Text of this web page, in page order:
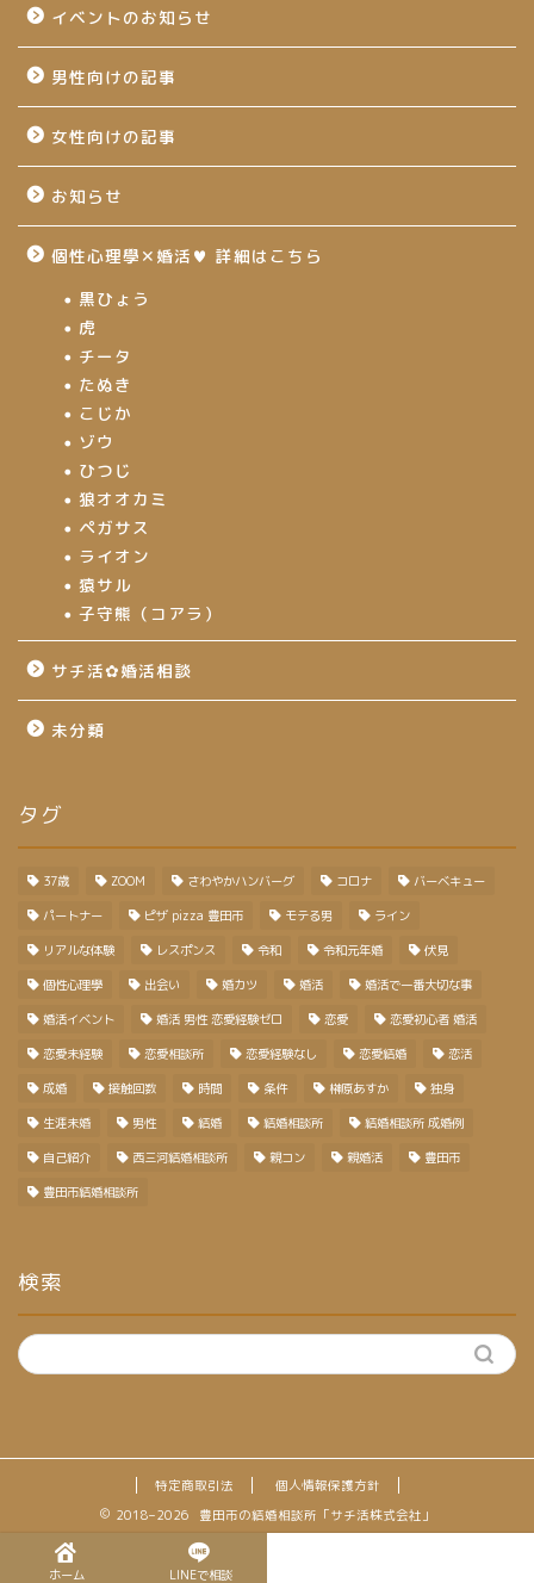
イベントのお知らせ
男性向けの記事
女性向けの記事
お知らせ
個性心理學✕婚活♥ 詳細はこちら
黒ひょう
虎
チータ
たぬき
こじか
ゾウ
ひつじ
狼オオカミ
ペガサス
ライオン
猿サル
子守熊（コアラ）
サチ活✿婚活相談
未分類
タグ
37歳 ZOOM さわやかハンバーグ コロナ バーベキュー
パートナー ピザ pizza 豊田市 モテる男 ライン
リアルな体験 レスポンス 令和 令和元年婚 伏見
個性心理學 出会い 婚カツ 婚活 婚活で一番大切な事
婚活イベント 婚活 男性 恋愛経験ゼロ 恋愛 恋愛初心者 婚活
恋愛未経験 恋愛相談所 恋愛経験なし 恋愛結婚 恋活
成婚 接触回数 時間 条件 榊原あすか 独身
生涯未婚 男性 結婚 結婚相談所 結婚相談所 成婚例
自己紹介 西三河結婚相談所 親コン 親婚活 豊田市
豊田市結婚相談所
検索
特定商取引法
個人情報保護方針
2018–2026 豊田市の結婚相談所「サチ活株式会社」
ホーム LINEで相談